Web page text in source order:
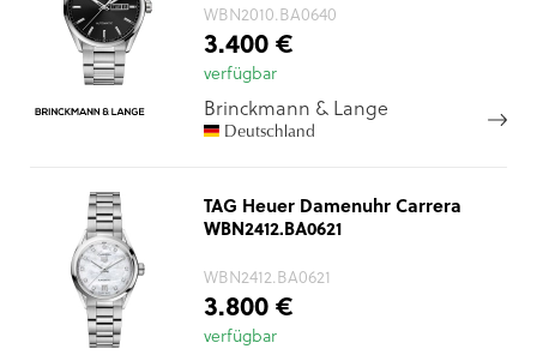
WBN2010.BA0640
3.400 €
verfügbar
Brinckmann & Lange
Deutschland
TAG Heuer Damenuhr Carrera
WBN2412.BA0621
WBN2412.BA0621
3.800 €
verfügbar